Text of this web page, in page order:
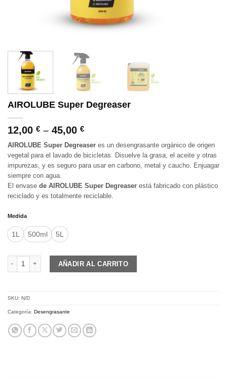
AIROLUBE Super Degreaser
12,00 € – 45,00 €
AIROLUBE Super Degreaser es un desengrasante orgánico de origen
vegetal para el lavado de bicicletas. Disuelve la grasa, el aceite y otras
impurezas, y es seguro para usar en carbono, metal y caucho. Enjuagar
siempre con agua.
El envase de AIROLUBE Super Degreaser está fabricado con plástico
reciclado y es totalmente reciclable.
Medida
1L 500ml 5L
AIROLUBE Super Degreaser cantidad
AÑADIR AL CARRITO
SKU: N/D
Categoría: Desengrasante